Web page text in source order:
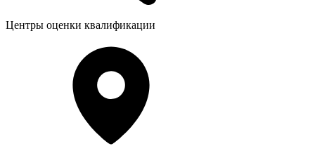
Центры оценки квалификации